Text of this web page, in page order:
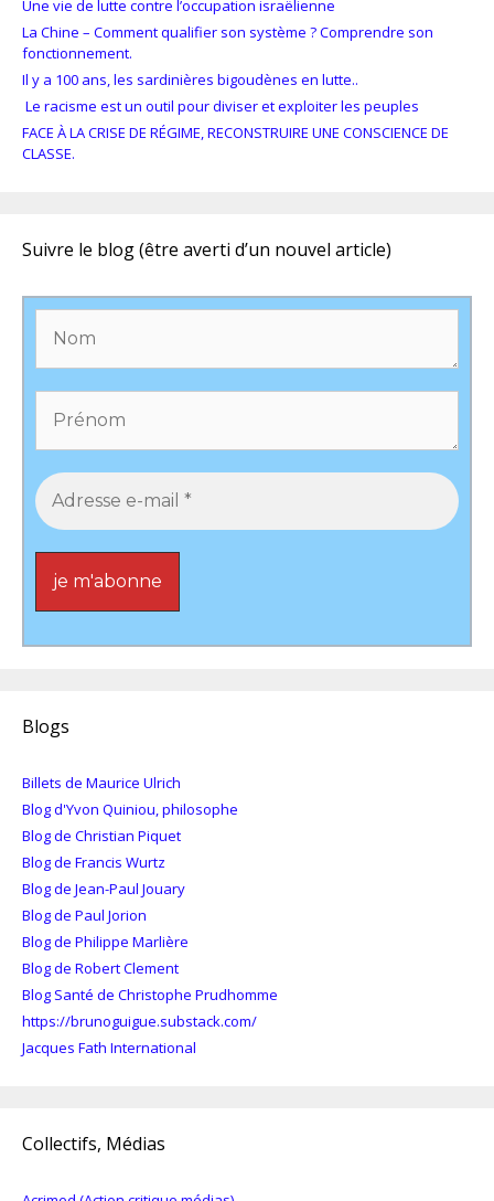
Une vie de lutte contre l’occupation israëlienne
La Chine – Comment qualifier son système ? Comprendre son
fonctionnement.
Il y a 100 ans, les sardinières bigoudènes en lutte..
Le racisme est un outil pour diviser et exploiter les peuples
FACE À LA CRISE DE RÉGIME, RECONSTRUIRE UNE CONSCIENCE DE
CLASSE.
Suivre le blog (être averti d’un nouvel article)
Blogs
Billets de Maurice Ulrich
Blog d'Yvon Quiniou, philosophe
Blog de Christian Piquet
Blog de Francis Wurtz
Blog de Jean-Paul Jouary
Blog de Paul Jorion
Blog de Philippe Marlière
Blog de Robert Clement
Blog Santé de Christophe Prudhomme
https://brunoguigue.substack.com/
Jacques Fath International
Collectifs, Médias